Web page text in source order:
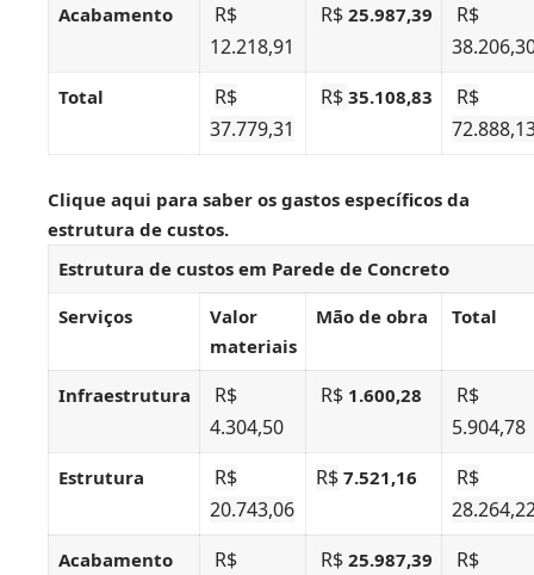
Acabamento
R$
12.218,91
R$ 25.987,39
R$
Total
R$
37.779,31
R$ 35.108,83
R$
Clique aqui para saber os gastos específicos da
estrutura de custos.
Estrutura de custos em Parede de Concreto
Serviços
Valor
materiais
Mão de obra Total
Infraestrutura
R$
4.304,50
R$ 1.600,28
R$
5.904,78
Estrutura
R$
20.743,06
R$7.521,16
R$
Acabamento
R$
R$ 25.987,39
R$